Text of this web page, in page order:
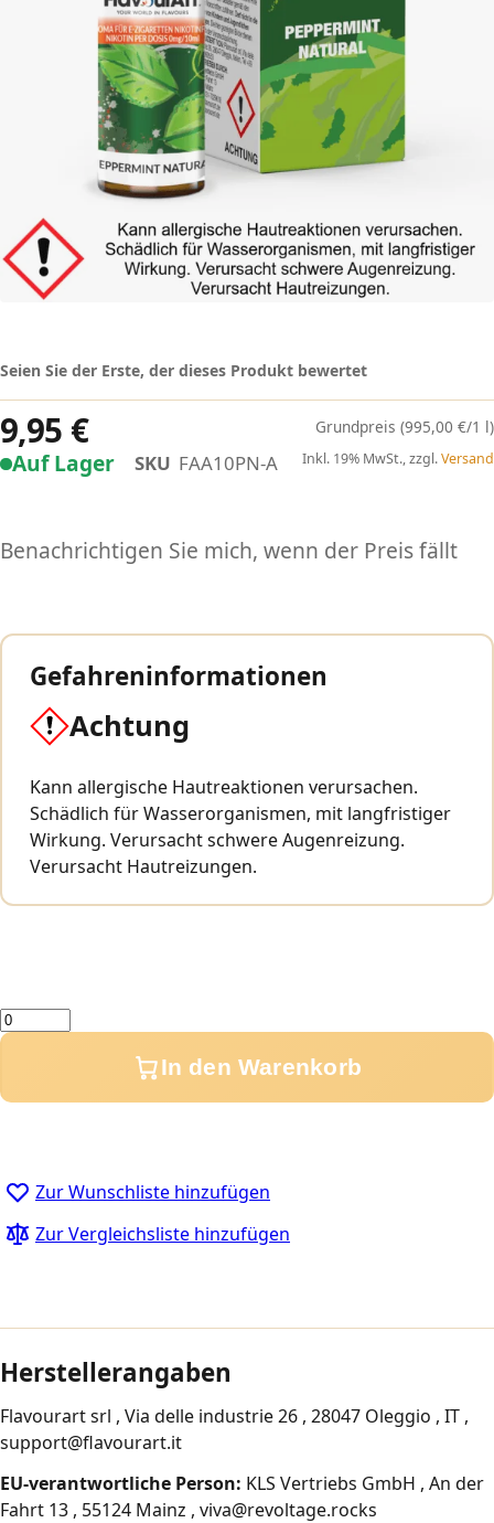
Auf Lager SKU FAA10PN-A
Seien Sie der Erste, der dieses Produkt bewertet
9,95 € (995,00 €/1 l)
Inkl. 19% MwSt., zzgl.Versand
Benachrichtigen Sie mich, wenn der Preis fällt
Gefahreninformationen
Achtung
Kann allergische Hautreaktionen verursachen.
Schädlich für Wasserorganismen, mit langfristiger
Wirkung. Verursacht schwere Augenreizung.
Verursacht Hautreizungen.
Menge
In den Warenkorb
Zur Wunschliste hinzufügen
Zur Vergleichsliste hinzufügen
Herstellerangaben
Flavourart srl , Via delle industrie 26 , 28047 Oleggio , IT ,
support@flavourart.it
EU-verantwortliche Person: KLS Vertriebs GmbH , An der
Fahrt 13 , 55124 Mainz , viva@revoltage.rocks